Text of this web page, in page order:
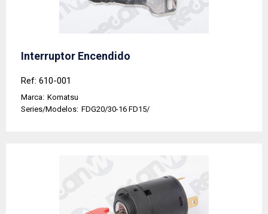
Interruptor Encendido
Ref: 610-001
Marca: Komatsu
Series/Modelos: FDG20/30-16 FD15/